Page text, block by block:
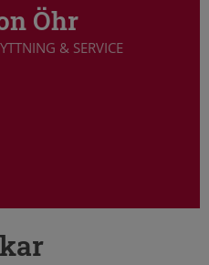
Öhr
& SERVICE